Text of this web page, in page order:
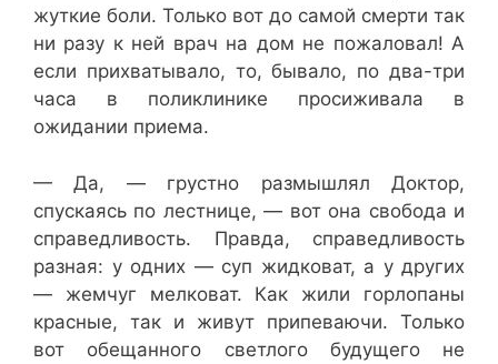
жуткие боли. Только вот до самой смерти так
ни разу к ней врач на дом не пожаловал! А
если прихватывало, то, бывало, по два-три
часа в поликлинике просиживала в
ожидании приема.
— Да, — грустно размышлял Доктор,
спускаясь по лестнице, — вот она свобода и
справедливость. Правда, справедливость
разная: у одних — суп жидковат, а у других
— жемчуг мелковат. Как жили горлопаны
красные, так и живут припеваючи. Только
вот обещанного светлого будущего не